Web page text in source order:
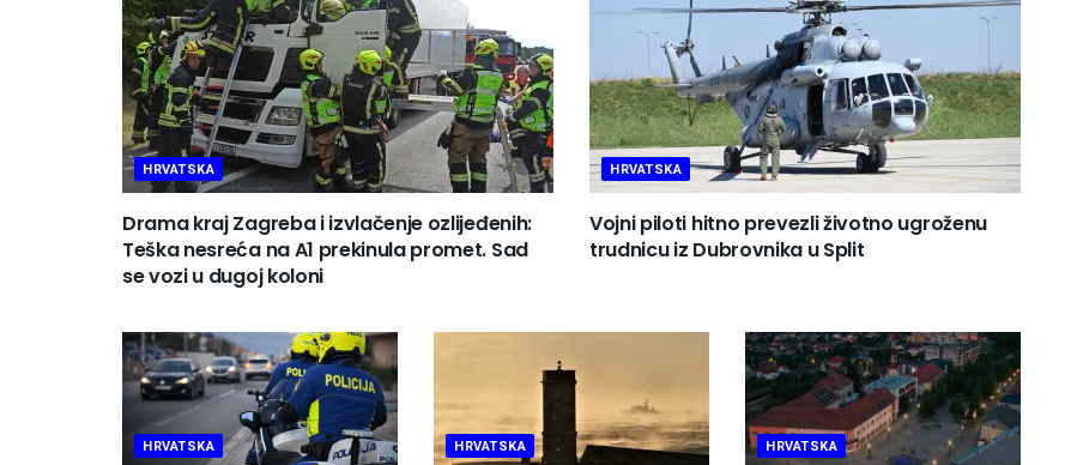
HRVATSKA
Drama kraj Zagreba i izvlačenje ozlijeđenih:
Teška nesreća na A1 prekinula promet. Sad
se vozi u dugoj koloni
HRVATSKA
Vojni piloti hitno prevezli životno ugroženu
trudnicu iz Dubrovnika u Split
HRVATSKA HRVATSKA HRVATSKA